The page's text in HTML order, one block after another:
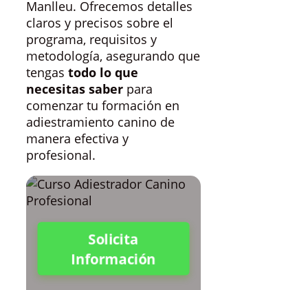
Manlleu. Ofrecemos detalles
claros y precisos sobre el
programa, requisitos y
metodología, asegurando que
tengas todo lo que
necesitas saber para
comenzar tu formación en
adiestramiento canino de
manera efectiva y
profesional.
Solicita
Información